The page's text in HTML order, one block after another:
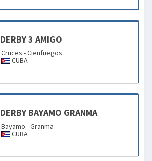
DERBY 3 AMIGO
Cruces - Cienfuegos
CUBA
DERBY BAYAMO GRANMA
Bayamo - Granma
CUBA